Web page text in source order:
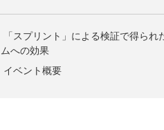
「スプリント」による検証で得ら
ムへの効果
イベント概要